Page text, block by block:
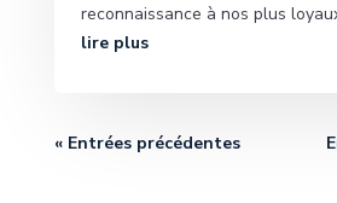
reconnaissance à nos plus
lire plus
« Entrées précédentes